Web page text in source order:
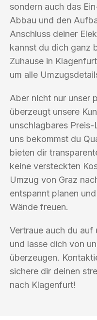
sondern auch das
Abbau und den
Anschluss deiner
kannst du dich ganz
Zuhause in
um alle
Aber nicht nur unser
überzeugt unsere
unschlagbares
uns bekommst du
bieten dir
keine versteckten
Umzug von Graz
entspannt planen
Wände freuen.
Vertraue auch du auf
und lasse dich von
überzeugen.
sichere dir deinen
nach Klagenfurt!